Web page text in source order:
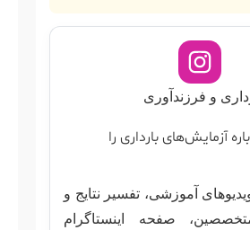
و فرزندآوری
آزمایش‌های بارداری را
آموزشی، تفسیر نتایج و
صفحه اینستاگرام